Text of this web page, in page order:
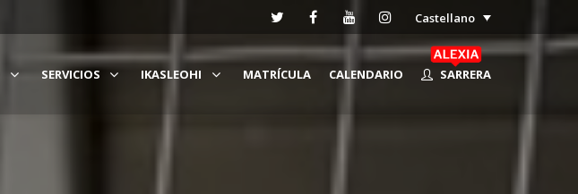
Castellano
SERVICIOS IKASLEOHI MATRÍCULA CALENDARIO SARRERA